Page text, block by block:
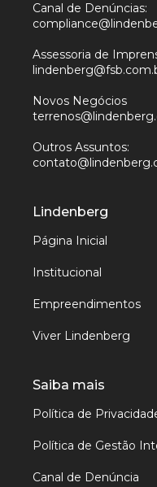
Canal de Denúncias:
Assessoria de
Novos Negócios
Outros Assuntos:
Lindenberg
Página Inicial
Institucional
Empreendimentos
Viver Lindenberg
Saiba mais
Política de
Política de Gestão
Canal de Denúncia